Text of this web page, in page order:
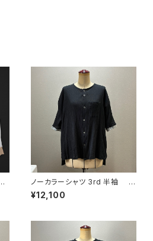
ノーカラーシャツ 3rd 半袖 黒
×灰
¥12,100